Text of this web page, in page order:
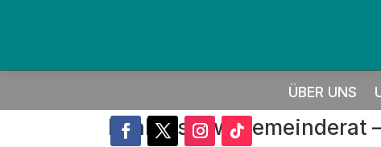
ÜBER UNS
Realityshow Gemeinderat